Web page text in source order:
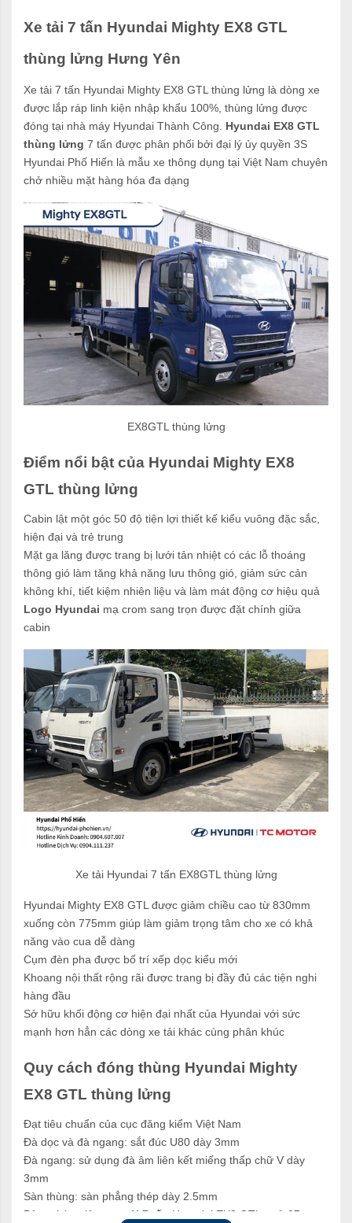
Xe tải 7 tấn Hyundai Mighty EX8 GTL
thùng lửng Hưng Yên
Xe tải 7 tấn Hyundai Mighty EX8 GTL thùng lửng là dòng xe
được lắp ráp linh kiện nhập khẩu 100%, thùng lửng được
đóng tại nhà máy Hyundai Thành Công. Hyundai EX8 GTL
thùng lửng 7 tấn được phân phối bởi đại lý ủy quyền 3S
Hyundai Phố Hiến là mẫu xe thông dụng tại Việt Nam chuyên
chở nhiều mặt hàng hóa đa dạng
EX8GTL thùng lửng
Điểm nổi bật của Hyundai Mighty EX8
GTL thùng lửng
Cabin lật một góc 50 độ tiện lợi thiết kế kiểu vuông đặc sắc,
hiện đại và trẻ trung
Mặt ga lăng được trang bị lưới tản nhiệt có các lỗ thoáng
thông gió làm tăng khả năng lưu thông gió, giảm sức cản
không khí, tiết kiệm nhiên liệu và làm mát động cơ hiệu quả
Logo Hyundai mạ crom sang trọn được đặt chính giữa
cabin
Xe tải Hyundai 7 tấn EX8GTL thùng lửng
Hyundai Mighty EX8 GTL được giảm chiều cao từ 830mm
xuống còn 775mm giúp làm giảm trọng tâm cho xe có khả
năng vào cua dễ dàng
Cụm đèn pha được bố trí xếp dọc kiểu mới
Khoang nội thất rộng rãi được trang bị đầy đủ các tiện nghi
hàng đầu
Sở hữu khối động cơ hiện đại nhất của Hyundai với sức
mạnh hơn hẳn các dòng xe tải khác cùng phân khúc
Quy cách đóng thùng Hyundai Mighty
EX8 GTL thùng lửng
Đạt tiêu chuẩn của cục đăng kiểm Việt Nam
Đà dọc và đà ngang: sắt đúc U80 dày 3mm
Đà ngang: sử dụng đà âm liên kết miếng thấp chữ V dày
3mm
Sàn thùng: sàn phẳng thép dày 2.5mm
Bửng thùng lửng
xe tải 7 tấn Hyundai EX8 GTL: mở 07